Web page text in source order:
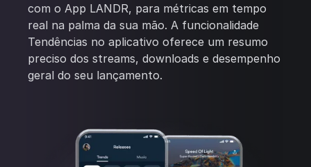
com o App LANDR, para métricas em tempo
real na palma da sua mão. A funcionalidade
Tendências no aplicativo oferece um resumo
preciso dos streams, downloads e desempenho
geral do seu lançamento.